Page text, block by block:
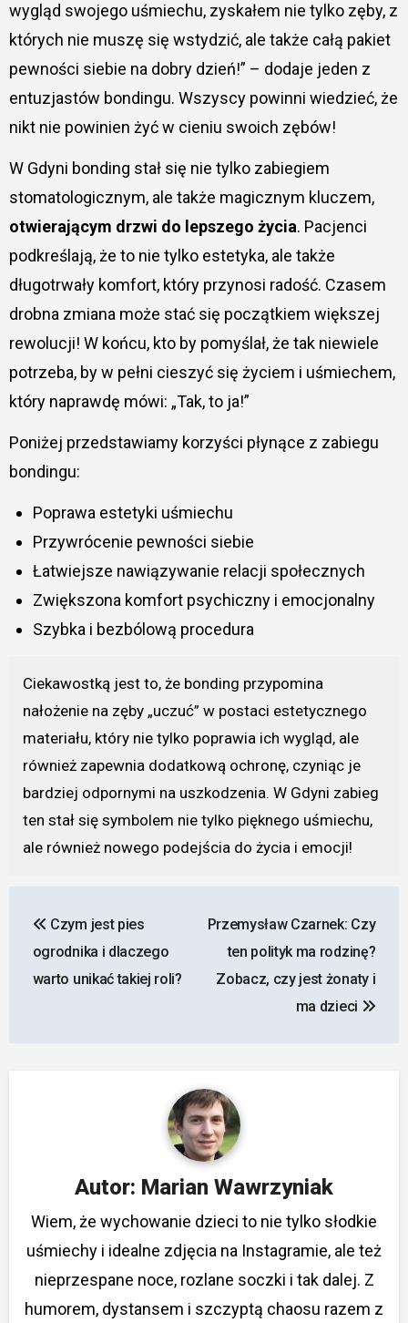
wygląd swojego uśmiechu, zyskałem nie tylko zęby, z
których nie muszę się wstydzić, ale także całą pakiet
pewności siebie na dobry dzień!” – dodaje jeden z
entuzjastów bondingu. Wszyscy powinni wiedzieć, że
nikt nie powinien żyć w cieniu swoich zębów!
W Gdyni bonding stał się nie tylko zabiegiem
stomatologicznym, ale także magicznym kluczem,
otwierającym drzwi do lepszego życia. Pacjenci
podkreślają, że to nie tylko estetyka, ale także
długotrwały komfort, który przynosi radość. Czasem
drobna zmiana może stać się początkiem większej
rewolucji! W końcu, kto by pomyślał, że tak niewiele
potrzeba, by w pełni cieszyć się życiem i uśmiechem,
który naprawdę mówi: „Tak, to ja!”
Poniżej przedstawiamy korzyści płynące z zabiegu
bondingu:
Poprawa estetyki uśmiechu
Przywrócenie pewności siebie
Łatwiejsze nawiązywanie relacji społecznych
Zwiększona komfort psychiczny i emocjonalny
Szybka i bezbólową procedura
Ciekawostką jest to, że bonding przypomina
nałożenie na zęby „uczuć” w postaci estetycznego
materiału, który nie tylko poprawia ich wygląd, ale
również zapewnia dodatkową ochronę, czyniąc je
bardziej odpornymi na uszkodzenia. W Gdyni zabieg
ten stał się symbolem nie tylko pięknego uśmiechu,
ale również nowego podejścia do życia i emocji!
wpisu
Czym jest pies
ogrodnika i dlaczego
warto unikać takiej roli?
Przemysław Czarnek: Czy
ten polityk ma rodzinę?
Zobacz, czy jest żonaty i
ma dzieci
Autor: Marian Wawrzyniak
Wiem, że wychowanie dzieci to nie tylko słodkie
uśmiechy i idealne zdjęcia na Instagramie, ale też
nieprzespane noce, rozlane soczki i tak dalej. Z
humorem, dystansem i szczyptą chaosu razem z